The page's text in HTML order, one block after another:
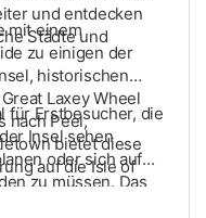
und entdecken
Städte und
mit einem
zu einigen der
historischen
Laxey Wheel
nach Peel,
bietet diese
auf die Isle of
für Erstbesucher, die
Insel sehen
oder sich auf
zu müssen. Das
persönlicheres